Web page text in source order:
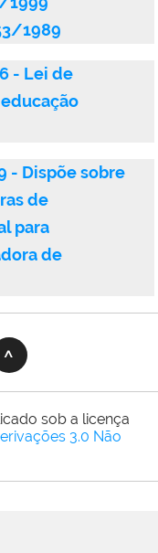
1989
- Lei de
- Dispõe sobre
de
para
de
sob a licença
3.0 Não